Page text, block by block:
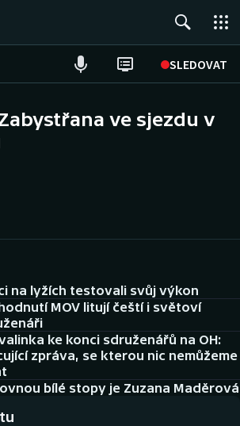
SLEDOVAT
ve sjezdu v
na lyžích testovali svůj výkon
MOV litují čeští i světoví
ke konci sdruženářů na OH:
zpráva, se kterou nic nemůžeme
bílé stopy je Zuzana Maděrová